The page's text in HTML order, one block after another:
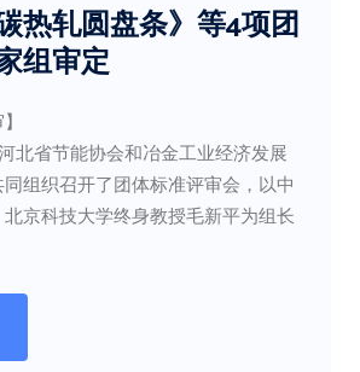
热轧圆盘条》等4项团
组审定
省节能协会和冶金工业经济发展
组织召开了团体标准评审会，以中
京科技大学终身教授毛新平为组长